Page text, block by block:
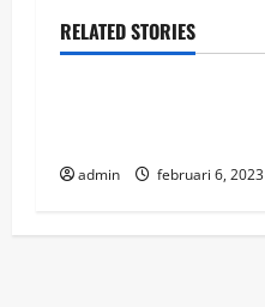
a
g
a
RELATED STORIES
Ekonomi Solenergi
admin februari 6, 2023